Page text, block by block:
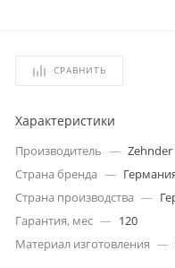
СРАВНИТЬ
Характеристики
Производитель — Zehnder
Страна бренда —
Страна производства —
Гарантия, мес — 120
Материал изготовления —